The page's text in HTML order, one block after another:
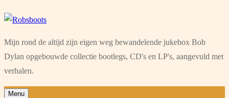
Ga
de
inhoud
Menu
Sluiten
Mijn rond de altijd zijn eigen weg bewandelende jukebox Bob
Dylan opgebouwde collectie bootlegs, CD's en LP's, aangevuld met
verhalen.
Menu